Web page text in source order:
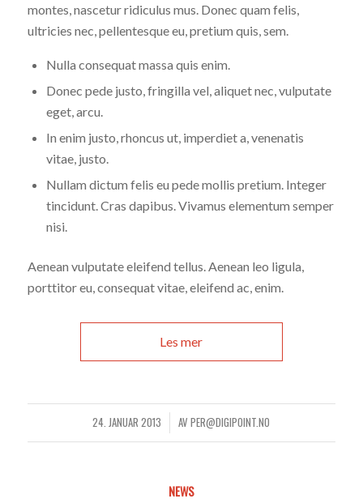
montes, nascetur ridiculus mus. Donec quam felis,
ultricies nec, pellentesque eu, pretium quis, sem.
Nulla consequat massa quis enim.
Donec pede justo, fringilla vel, aliquet nec, vulputate
eget, arcu.
In enim justo, rhoncus ut, imperdiet a, venenatis
vitae, justo.
Nullam dictum felis eu pede mollis pretium. Integer
tincidunt. Cras dapibus. Vivamus elementum semper
nisi.
Aenean vulputate eleifend tellus. Aenean leo ligula,
porttitor eu, consequat vitae, eleifend ac, enim.
Les mer
24. JANUAR 2013
/ AVPER@DIGIPOINT.NO
NEWS